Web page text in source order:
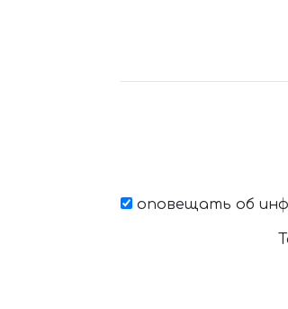
оповещать об